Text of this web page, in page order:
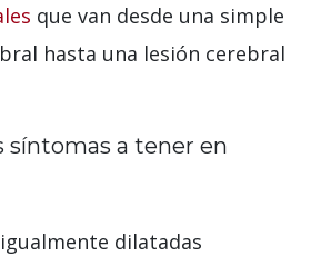
que van desde una simple
hasta una lesión cerebral
síntomas a tener en
dilatadas